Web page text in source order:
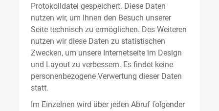
Protokolldatei gespeichert. Diese Daten
nutzen wir, um Ihnen den Besuch unserer
Seite technisch zu ermöglichen. Des Weiteren
nutzen wir diese Daten zu statistischen
Zwecken, um unsere Internetseite im Design
und Layout zu verbessern. Es findet keine
personenbezogene Verwertung dieser Daten
statt.
Im Einzelnen wird über jeden Abruf folgender